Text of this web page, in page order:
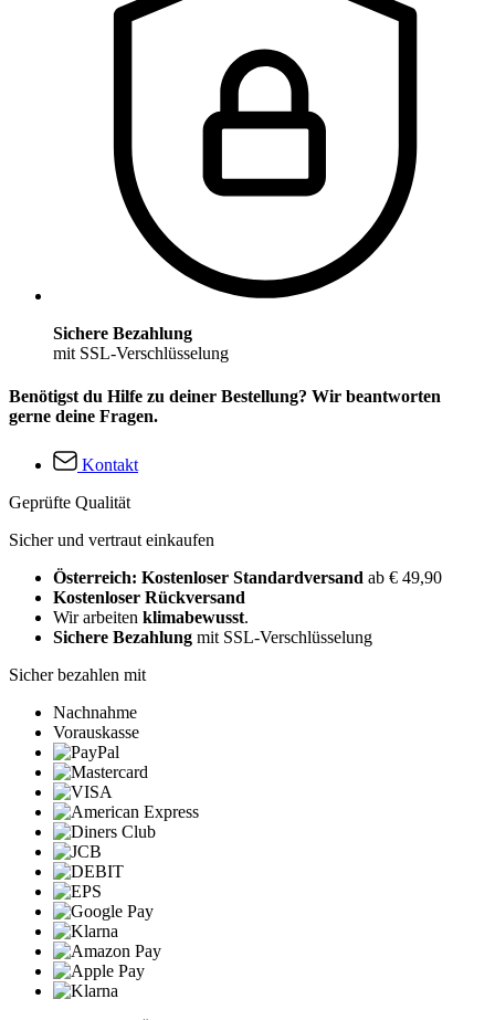
Sichere Bezahlung
mit SSL-Verschlüsselung
Benötigst du Hilfe zu deiner Bestellung? Wir beantworten
gerne deine Fragen.
Kontakt
Geprüfte Qualität
Sicher und vertraut einkaufen
Österreich: Kostenloser Standardversand ab € 49,90
Kostenloser Rückversand
Wir arbeiten klimabewusst.
Sichere Bezahlung mit SSL-Verschlüsselung
Sicher bezahlen mit
Nachnahme
Vorauskasse